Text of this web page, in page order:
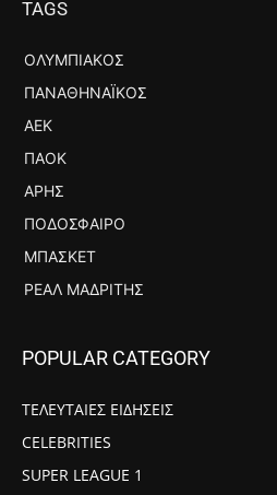
TAGS
ΟΛΥΜΠΙΑΚΌΣ
ΠΑΝΑΘΗΝΑΪΚΌΣ
ΑΕΚ
ΠΑΟΚ
ΆΡΗΣ
ΠΟΔΌΣΦΑΙΡΟ
ΜΠΆΣΚΕΤ
ΡΕΆΛ ΜΑΔΡΊΤΗΣ
POPULAR CATEGORY
ΤΕΛΕΥΤΑΙΕΣ ΕΙΔΗΣΕΙΣ
CELEBRITIES
SUPER LEAGUE 1